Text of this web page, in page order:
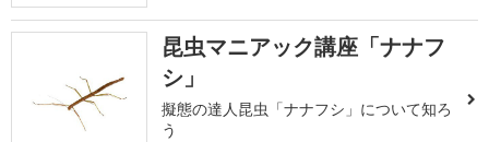
昆虫マニアック講座「ナナフ
シ」
擬態の達人昆虫「ナナフシ」について知ろ
う